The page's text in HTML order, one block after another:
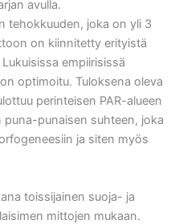
avulla.
tehokkuuden, joka on yli 3
on kiinnitetty erityistä
empiirisissä
optimoitu. Tuloksena oleva
perinteisen PAR-alueen
puna-punaisen suhteen, joka
ja siten myös
toissijainen suoja- ja
mittojen mukaan.